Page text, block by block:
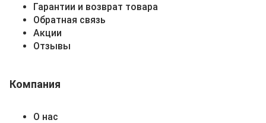
Гарантии и возврат товара
Обратная связь
Акции
Отзывы
Компания
О нас